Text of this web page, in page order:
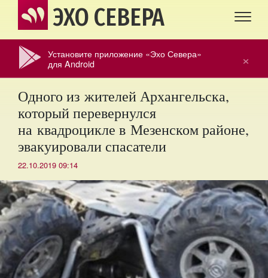
ЭХО СЕВЕРА
×
Установите приложение «Эхо Севера»
для Android
Одного из жителей Архангельска,
который перевернулся
на квадроцикле в Мезенском районе,
эвакуировали спасатели
22.10.2019 09:14